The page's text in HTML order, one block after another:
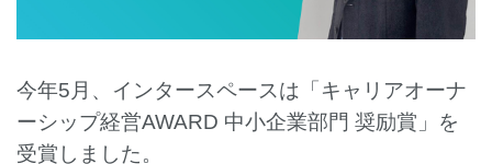
今年5月、インタースペースは「キャリアオーナ
ーシップ経営AWARD 中小企業部門 奨励賞」を
受賞しました。